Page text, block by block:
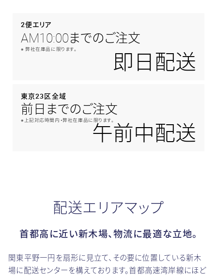
2便エリア
AM10:00までのご注文
※ 弊社在庫品に限ります。 即日配送
東京23区全域
前日までのご注文
※上記対応時間内・弊社在庫品に限ります。午前中配送
配送エリアマップ
首都高に近い新木場、物流に最適な立地。
関東平野一円を扇形に見立て、その要に位置している新木
場に配送センターを構えております。首都高速湾岸線にほど